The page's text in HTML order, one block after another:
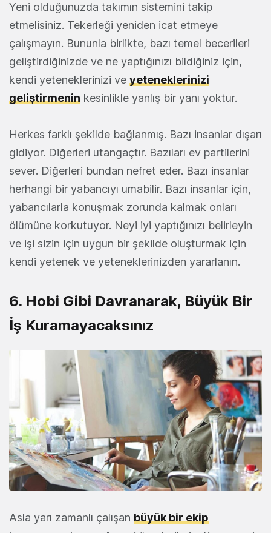
Yeni olduğunuzda takımın sistemini takip
etmelisiniz. Tekerleği yeniden icat etmeye
çalışmayın. Bununla birlikte, bazı temel becerileri
geliştirdiğinizde ve ne yaptığınızı bildiğiniz için,
kendi yeteneklerinizi ve yeteneklerinizi
geliştirmenin kesinlikle yanlış bir yanı yoktur.
Herkes farklı şekilde bağlanmış. Bazı insanlar dışarı
gidiyor. Diğerleri utangaçtır. Bazıları ev partilerini
sever. Diğerleri bundan nefret eder. Bazı insanlar
herhangi bir yabancıyı umabilir. Bazı insanlar için,
yabancılarla konuşmak zorunda kalmak onları
ölümüne korkutuyor. Neyi iyi yaptığınızı belirleyin
ve işi sizin için uygun bir şekilde oluşturmak için
kendi yetenek ve yeteneklerinizden yararlanın.
6. Hobi Gibi Davranarak, Büyük Bir
İş Kuramayacaksınız
Asla yarı zamanlı çalışan büyük bir ekip